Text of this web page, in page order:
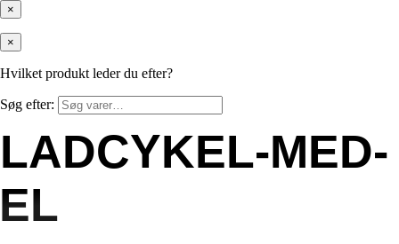
×
×
Hvilket produkt leder du efter?
Søg efter:
LADCYKEL-MED-
EL
MED-